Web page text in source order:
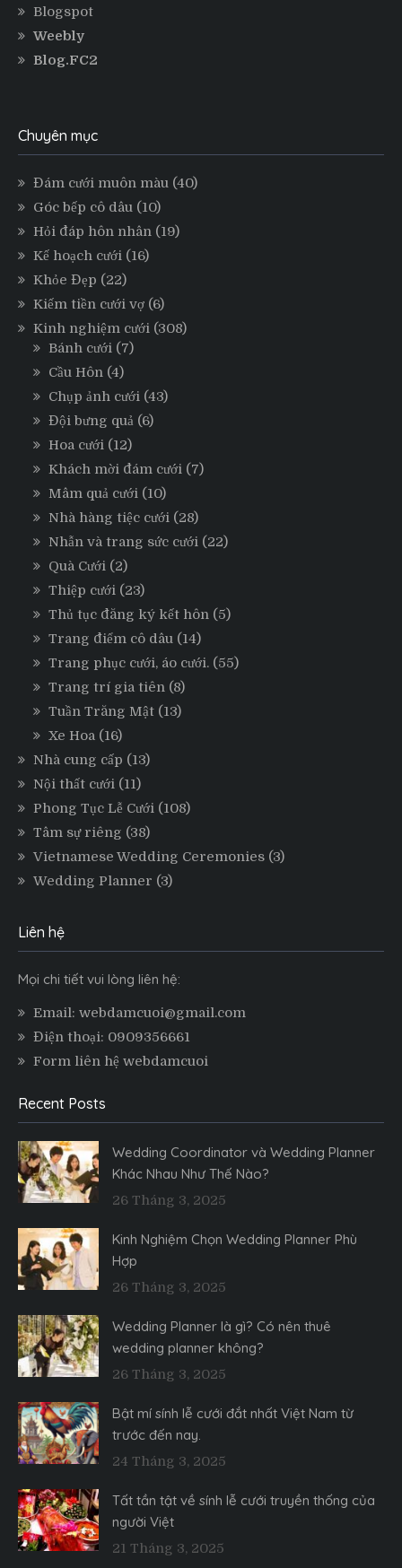
Blogspot
Weebly
Blog.FC2
Chuyên mục
Đám cưới muôn màu (40)
Góc bếp cô dâu (10)
Hỏi đáp hôn nhân (19)
Kế hoạch cưới (16)
Khỏe Đẹp (22)
Kiếm tiền cưới vợ (6)
Kinh nghiệm cưới (308)
Bánh cưới (7)
Cầu Hôn (4)
Chụp ảnh cưới (43)
Đội bưng quả (6)
Hoa cưới (12)
Khách mời đám cưới (7)
Mâm quả cưới (10)
Nhà hàng tiệc cưới (28)
Nhẫn và trang sức cưới (22)
Quà Cưới (2)
Thiệp cưới (23)
Thủ tục đăng ký kết hôn (5)
Trang điểm cô dâu (14)
Trang phục cưới, áo cưới. (55)
Trang trí gia tiên (8)
Tuần Trăng Mật (13)
Xe Hoa (16)
Nhà cung cấp (13)
Nội thất cưới (11)
Phong Tục Lễ Cưới (108)
Tâm sự riêng (38)
Vietnamese Wedding Ceremonies (3)
Wedding Planner (3)
Liên hệ
Mọi chi tiết vui lòng liên hệ:
Email: webdamcuoi@gmail.com
Điện thoại: 0909356661
Form liên hệ webdamcuoi
Recent Posts
Wedding Coordinator và Wedding Planner
Khác Nhau Như Thế Nào?
26 Tháng 3, 2025
Kinh Nghiệm Chọn Wedding Planner Phù
Hợp
26 Tháng 3, 2025
Wedding Planner là gì? Có nên thuê
wedding planner không?
26 Tháng 3, 2025
Bật mí sính lễ cưới đắt nhất Việt Nam từ
trước đến nay.
24 Tháng 3, 2025
Tất tần tật về sính lễ cưới truyền thống của
người Việt
21 Tháng 3, 2025